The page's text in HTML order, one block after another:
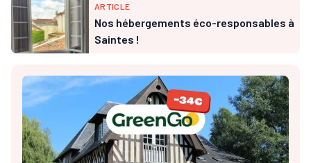
ARTICLE
Nos hébergements éco-responsables à
Saintes !